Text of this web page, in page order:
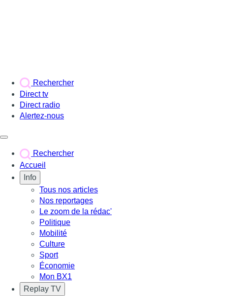
Rechercher
Direct tv
Direct radio
Alertez-nous
Rechercher
Accueil
Info
Tous nos articles
Nos reportages
Le zoom de la rédac'
Politique
Mobilité
Culture
Sport
Économie
Mon BX1
Replay TV